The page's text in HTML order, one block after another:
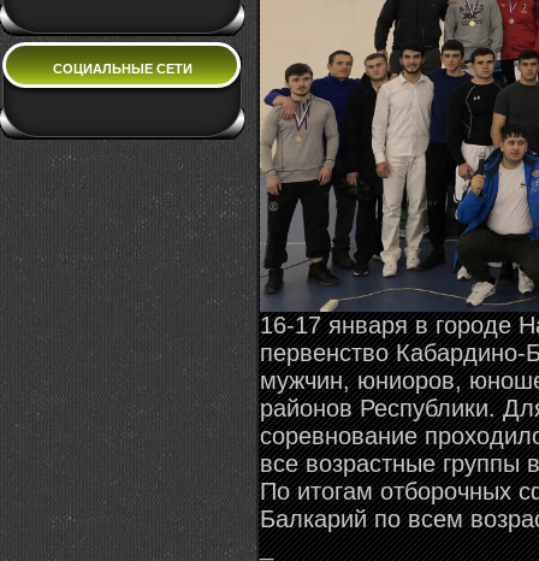
СОЦИАЛЬНЫЕ СЕТИ
16-17 января в городе
первенство Кабардино-
мужчин, юниоров,
районов Республики.
соревнование
все возрастные
По итогам отборочных
Балкарий по всем
_